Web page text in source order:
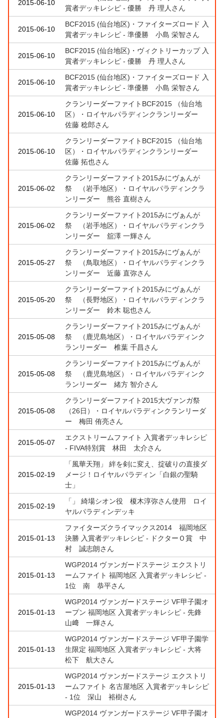
2015-06-10
賞者デッキレシピ - 優勝 丹 理人さん
2015-06-10
BCF2015 (仙台地区)・ファイターズロード 入
賞者デッキレシピ - 準優勝 小島 栄智さん
2015-06-10
BCF2015 (仙台地区)・ヴィクトリーカップ 入
賞者デッキレシピ - 優勝 丹 理人さん
2015-06-10
BCF2015 (仙台地区)・ファイターズロード 入
賞者デッキレシピ - 準優勝 小島 栄智さん
2015-06-10
クランリーダーファイトBCF2015 （仙台地
区）・ロイヤルパラディンクランリーダー
佐藤 稔郎さん
2015-06-10
クランリーダーファイトBCF2015 （仙台地
区）・ロイヤルパラディンクランリーダー
佐藤 拓也さん
2015-06-02
クランリーダーファイト2015みにヴぁんが
祭 （岩手地区）・ロイヤルパラディンクラ
ンリーダー 熊谷 直樹さん
2015-06-02
クランリーダーファイト2015みにヴぁんが
祭 （岩手地区）・ロイヤルパラディンクラ
ンリーダー 舘澤 一輝さん
2015-05-27
クランリーダーファイト2015みにヴぁんが
祭 （鳥取地区）・ロイヤルパラディンクラ
ンリーダー 近藤 直弥さん
2015-05-20
クランリーダーファイト2015みにヴぁんが
祭 （長野地区）・ロイヤルパラディンクラ
ンリーダー 鈴木 聡也さん
2015-05-08
クランリーダーファイト2015みにヴぁんが
祭 （鹿児島地区）・ロイヤルパラディンク
ランリーダー 椎葉 千昌さん
2015-05-08
クランリーダーファイト2015みにヴぁんが
祭 （鹿児島地区）・ロイヤルパラディンク
ランリーダー 緒方 智介さん
2015-05-08
クランリーダーファイト2015大ヴァンガ祭
（26日）・ロイヤルパラディンクランリーダ
ー 梅田 侑亮さん
2015-05-07
エクストリームファイト 入賞者デッキレシピ
- FIVA特別賞 林田 太介さん
2015-02-19
「風華天翔」 絆を剣に変え、掟破りの直接ダ
メージ！ロイヤルパラディン「白銀の聖騎
士」
2015-02-19
「」 綺場シオン役 榎木淳弥さん使用 ロイ
ヤルパラディンデッキ
2015-01-13
ファイターズクライマックス2014 福岡地区
決勝 入賞者デッキレシピ - ドクターＯ賞 中
村 誠志朗さん
2015-01-13
WGP2014 ヴァンガードステージ エクストリ
ームファイト 福岡地区 入賞者デッキレシピ -
1位 南 恭平さん
2015-01-13
WGP2014 ヴァンガードステージ VF甲子園オ
ープン 福岡地区 入賞者デッキレシピ - 先鋒
山﨑 一輝さん
2015-01-13
WGP2014 ヴァンガードステージ VF甲子園学
生限定 福岡地区 入賞者デッキレシピ - 大将
松下 航大さん
2015-01-13
WGP2014 ヴァンガードステージ エクストリ
ームファイト 名古屋地区 入賞者デッキレシピ
- 1位 深山 裕樹さん
WGP2014 ヴァンガードステージ VF甲子園オ